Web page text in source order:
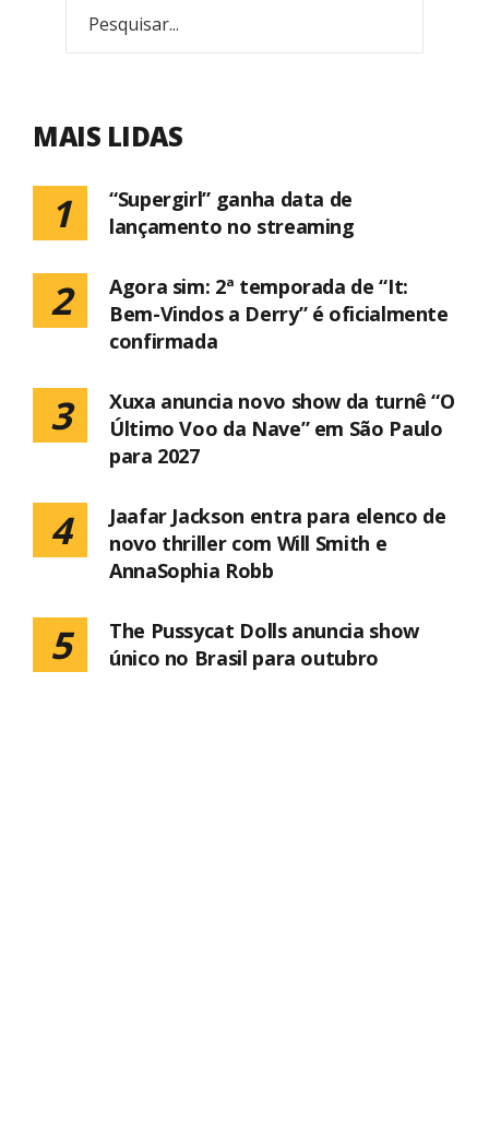
MAIS LIDAS
1
“Supergirl” ganha data de
lançamento no streaming
2
Agora sim: 2ª temporada de “It:
Bem-Vindos a Derry” é oficialmente
confirmada
3
Xuxa anuncia novo show da turnê “O
Último Voo da Nave” em São Paulo
para 2027
4
Jaafar Jackson entra para elenco de
novo thriller com Will Smith e
AnnaSophia Robb
5
The Pussycat Dolls anuncia show
único no Brasil para outubro